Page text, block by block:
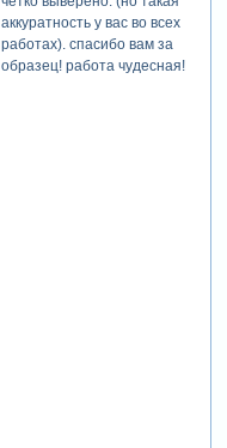
аккуратность у вас во всех
работах). спасибо вам за
образец! работа чудесная!